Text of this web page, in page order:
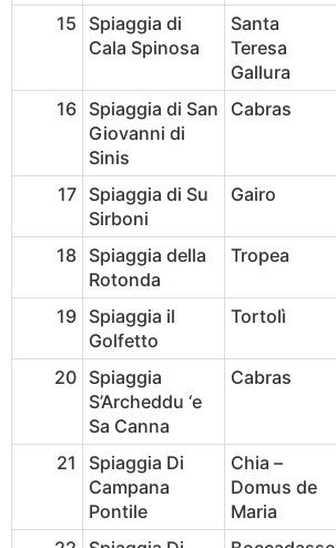
15
Spiaggia di
Cala Spinosa
Santa
Teresa
Gallura
16 Spiaggia di San
Giovanni di
Sinis
Cabras
17 Spiaggia di Su
Sirboni
Gairo
18 Spiaggia della
Rotonda
Tropea
19 Spiaggia il
Golfetto
Tortolì
20 Spiaggia
S’Archeddu ‘e
Sa Canna
Cabras
21
Spiaggia Di
Campana
Pontile
Chia –
Domus de
Maria